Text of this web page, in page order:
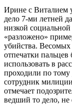
Ирине с Виталием
дело 7-ми летней
низкой
«разложено»
убийства.
отпечатки
использовать в
проходили по тому
сотрудник
отмечает
ведший то дело,